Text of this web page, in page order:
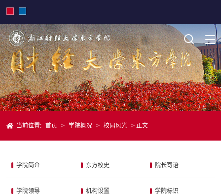
当前位置: 首页 > 学院概况 > 校园风光 > 正文
学院简介 东方校史 院长寄语
学院领导 机构设置 学院标识